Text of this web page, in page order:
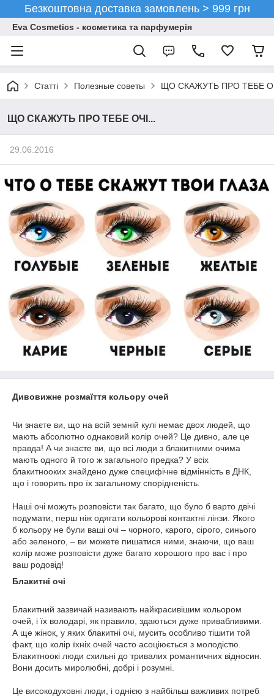
Безкоштовна доставка замовлень > 999 грн
Eva Cosmetics - косметика та парфумерія
Статті Полезные советы ЩО СКАЖУТЬ ПРО ТЕБЕ
ЩО СКАЖУТЬ ПРО ТЕБЕ ОЧІ...
29.06.2016
Дивовижне розмаїття кольору очей
Чи знаєте ви, що на всій земній кулі немає двох людей, що
мають абсолютно однаковий колір очей? Це дивно, але це
правда! А чи знаєте ви, що всі люди з блакитними очима
мають одного й того ж загального предка? У всіх
блакитнооких знайдено дуже специфічне відмінність в ДНК,
що і говорить про їх загальному спорідненість.
Наші очі можуть розповісти так багато, що було б варто двічі
подумати, перш ніж одягати кольорові контактні лінзи. Якого
б кольору не були ваші очі – чорного, карого, сірого, синього
або зеленого, – ви можете пишатися ними, знаючи, що ваш
колір може розповісти дуже багато хорошого про вас і про
ваш родовід!
Блакитні очі
Блакитний зазвичай називають найкрасивішим кольором
очей, і їх володарі, як правило, здаються дуже привабливими.
А ще жінок, у яких блакитні очі, мусить особливо тішити той
факт, що колір їхніх очей часто асоціюється з молодістю.
Блакитноокі люди схильні до тривалих романтичних відносин.
Вони досить миролюбні, добрі і розумні.
Це високодуховні люди, і однією з найбільш важливих потреб